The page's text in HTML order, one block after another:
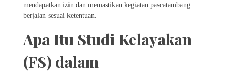
mendapatkan izin dan memastikan kegiatan pascatambang
berjalan sesuai ketentuan.
Apa Itu Studi Kelayakan
(FS) dalam